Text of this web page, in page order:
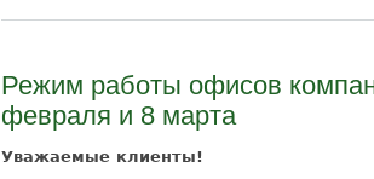
Режим работы офисов
февраля и 8 марта
Уважаемые клиенты!